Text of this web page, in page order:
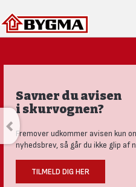
Savner du avisen
i skurvognen?
Fremover udkommer avisen kun
nyhedsbrev, så går du ikke glip af
TILMELD DIG HER